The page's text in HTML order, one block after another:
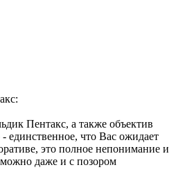
Пентакс, а также объектив
единственное, что Вас ожидает
это полное непонимание и
даже и с позором